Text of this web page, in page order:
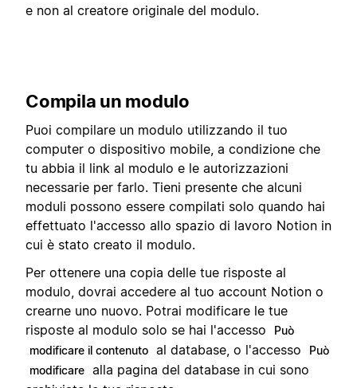
e non al creatore originale del modulo.
Compila un modulo
Puoi compilare un modulo utilizzando il tuo
computer o dispositivo mobile, a condizione che
tu abbia il link al modulo e le autorizzazioni
necessarie per farlo. Tieni presente che alcuni
moduli possono essere compilati solo quando hai
effettuato l'accesso allo spazio di lavoro Notion in
cui è stato creato il modulo.
Per ottenere una copia delle tue risposte al
modulo, dovrai accedere al tuo account Notion o
crearne uno nuovo. Potrai modificare le tue
risposte al modulo solo se hai l'accesso
Può
modificare il contenuto al database, o l'accesso
Può
modificare alla pagina del database in cui sono